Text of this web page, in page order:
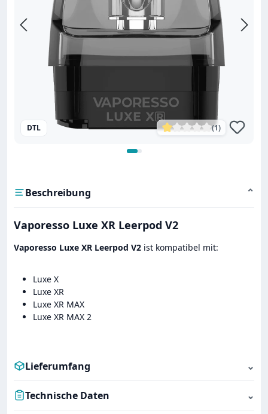
Durchschnittliche
(1)
DTL
Beschreibung ⌄
Vaporesso Luxe XR Leerpod V2
Vaporesso Luxe XR Leerpod V2 ist kompatibel mit:
Luxe X
Luxe XR
Luxe XR MAX
Luxe XR MAX 2
Lieferumfang ⌄
Technische Daten ⌄